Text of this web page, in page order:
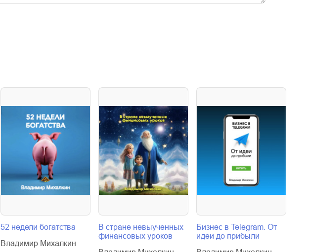
52 недели богатства
Владимир Михалкин
В стране невыученных
финансовых уроков
Бизнес в Telegram. От
идеи до прибыли